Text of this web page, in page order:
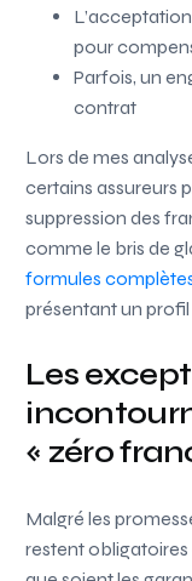
pour
Parfois, un
contrat
Lors de mes
certains assureurs
suppression des
comme le bris de
formules
présentant un profil
Les
« zéro
Malgré les
restent obligatoires